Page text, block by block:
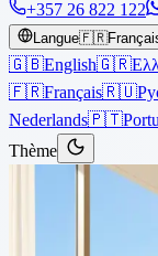
+357 26 822 122
Langue🇫🇷
🇬🇧English🇬🇷
🇫🇷Français🇷🇺
Nederlands🇵🇹
Thème
Immigration